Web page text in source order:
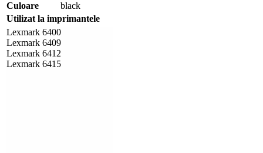
Culoare
black
Utilizat la imprimantele
Lexmark 6400
Lexmark 6409
Lexmark 6412
Lexmark 6415